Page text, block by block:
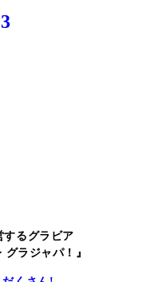
するグラビア
ラジャパ！』